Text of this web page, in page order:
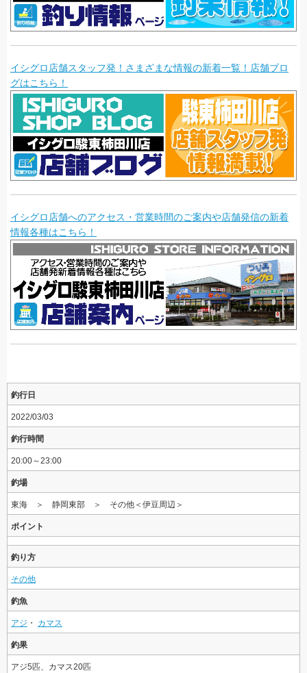
イシグロ店舗スタッフ発！さまざまな情報の新着一覧！店舗ブロ
グはこちら！
イシグロ店舗へのアクセス・営業時間のご案内や店舗発信の新着
情報各種はこちら！
釣行日
2022/03/03
釣行時間
20:00～23:00
釣場
東海 ＞ 静岡東部 ＞ その他＜伊豆周辺＞
ポイント
釣り方
その他
釣魚
アジ ・ カマス
釣果
アジ5匹、カマス20匹